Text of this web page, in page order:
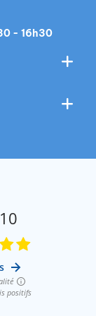
- 16h30